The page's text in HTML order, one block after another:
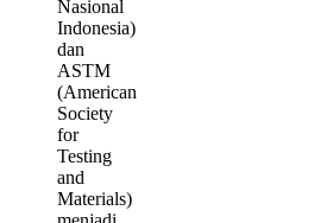
Nasional
Indonesia)
dan
ASTM
(American
Society
for
Testing
and
Materials)